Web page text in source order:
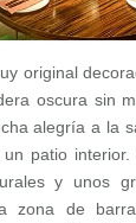
original
oscura sin
alegría a la
patio interior.
y unos
zona de